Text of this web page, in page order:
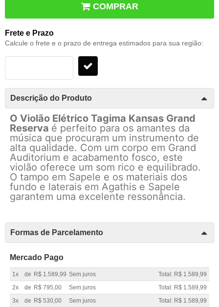
COMPRAR
Frete e Prazo
Calcule o frete e o prazo de entrega estimados para sua região:
Descrição do Produto
O Violão Elétrico Tagima Kansas Grand
Reserva é perfeito para os amantes da
música que procuram um instrumento de
alta qualidade. Com um corpo em Grand
Auditorium e acabamento fosco, este
violão oferece um som rico e equilibrado.
O tampo em Sapele e os materiais dos
fundo e laterais em Agathis e Sapele
garantem uma excelente ressonância.
Formas de Parcelamento
Mercado Pago
1x de R$ 1.589,99 Sem juros
Total: R$ 1.589,99
2x
de R$ 795,00 Sem juros
Total: R$ 1.589,99
3x
de R$ 530,00 Sem juros
Total: R$ 1.589,99